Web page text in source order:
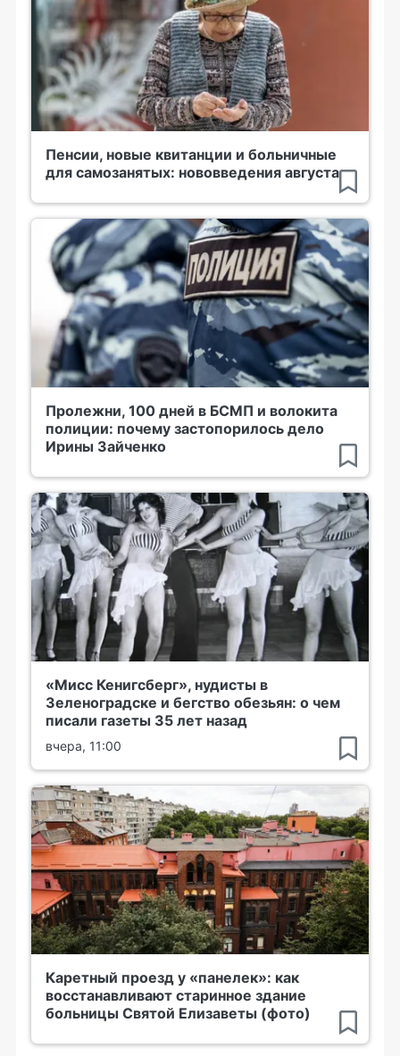
Пенсии, новые квитанции и больничные
для самозанятых: нововведения августа
Пролежни, 100 дней в БСМП и волокита
полиции: почему застопорилось дело
Ирины Зайченко
«Мисс Кенигсберг», нудисты в
Зеленоградске и бегство обезьян: о чем
писали газеты 35 лет назад
вчера, 11:00
Каретный проезд у «панелек»: как
восстанавливают старинное здание
больницы Святой Елизаветы (фото)